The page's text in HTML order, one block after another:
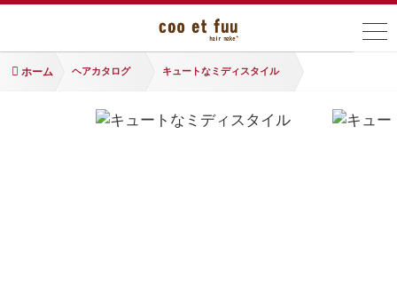
ホーム ヘアカタログ キュートなミディスタイル